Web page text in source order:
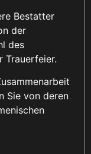
Bestatter
der
des
Trauerfeier.
Sie von deren